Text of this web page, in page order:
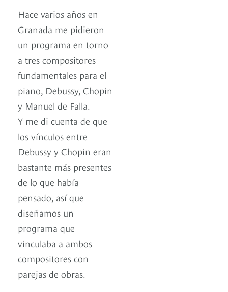
Hace varios años en
Granada me pidieron
un programa en torno
a tres compositores
fundamentales para el
piano, Debussy, Chopin
y Manuel de Falla.
Y me di cuenta de que
los vínculos entre
Debussy y Chopin eran
bastante más presentes
de lo que había
pensado, así que
diseñamos un
programa que
vinculaba a ambos
compositores con
parejas de obras.